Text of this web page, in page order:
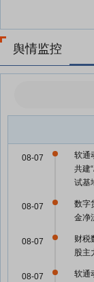
舆情监控
软通
共建
试基
08-07
数字
金净
08-07
财税
股主
08-07
软通
08-07